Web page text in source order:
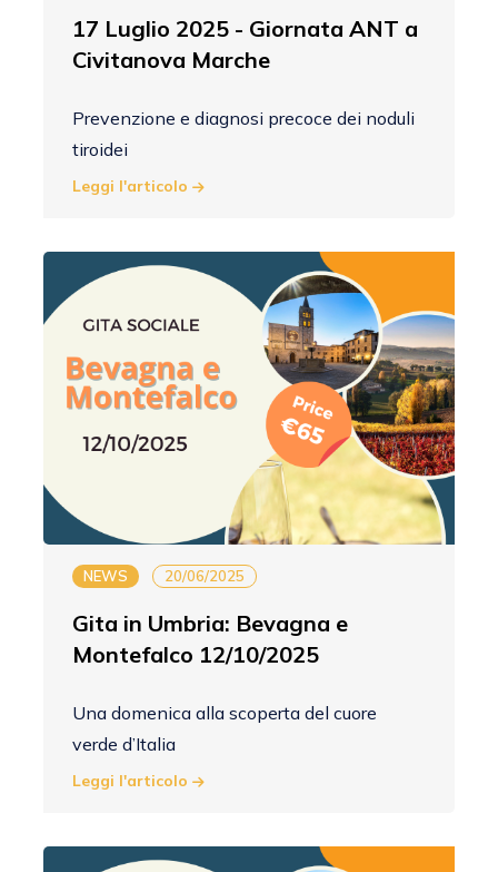
17 Luglio 2025 - Giornata ANT a
Civitanova Marche
Prevenzione e diagnosi precoce dei noduli
tiroidei
Leggi l'articolo
NEWS 20/06/2025
Gita in Umbria: Bevagna e
Montefalco 12/10/2025
Una domenica alla scoperta del cuore
verde d’Italia
Leggi l'articolo